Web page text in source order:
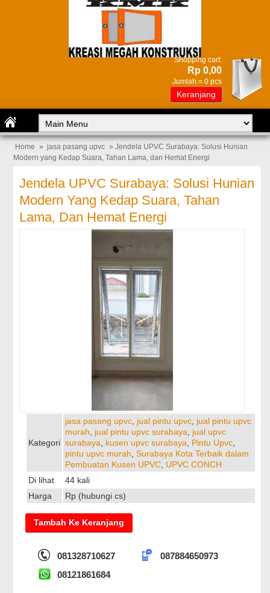
Shopping cart:
Rp 0,00
Jumlah = 0 pcs
Keranjang
Home » jasa pasang upvc » Jendela UPVC Surabaya: Solusi Hunian
Modern yang Kedap Suara, Tahan Lama, dan Hemat Energi
Jendela UPVC Surabaya: Solusi Hunian
Modern Yang Kedap Suara, Tahan
Lama, Dan Hemat Energi
Kategori
jasa pasang upvc jual pintu upvc jual pintu upvc
murah
jual pintu upvc surabaya
jual upvc
surabaya
kusen upvc surabaya Pintu Upvc
pintu upvc murah ,Surabaya Kota Terbaik dalam
Pembuatan Kusen UPVC UPVC CONCH
Di lihat
44 kali
Harga
Rp (hubungi cs)
081328710627
087884650973
08121861684